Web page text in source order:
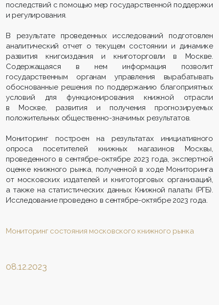
последствий с помощью мер государственной поддержки
и регулирования.
В результате проведенных исследований подготовлен
аналитический отчет о текущем состоянии и динамике
развития книгоиздания и книготорговли в Москве.
Содержащаяся в нем информация позволит
государственным органам управления вырабатывать
обоснованные решения по поддержанию благоприятных
условий для функционирования книжной отрасли
в Москве, развития и получения прогнозируемых
положительных общественно-значимых результатов.
Мониторинг построен на результатах инициативного
опроса посетителей книжных магазинов Москвы,
проведенного в сентябре-октябре 2023 года, экспертной
оценке книжного рынка, полученной в ходе Мониторинга
от московских издателей и книготорговых организаций,
а также на статистических данных Книжной палаты (РГБ).
Исследование проведено в сентябре-октябре 2023 года.
Мониторинг состояния московского книжного рынка
08.12.2023